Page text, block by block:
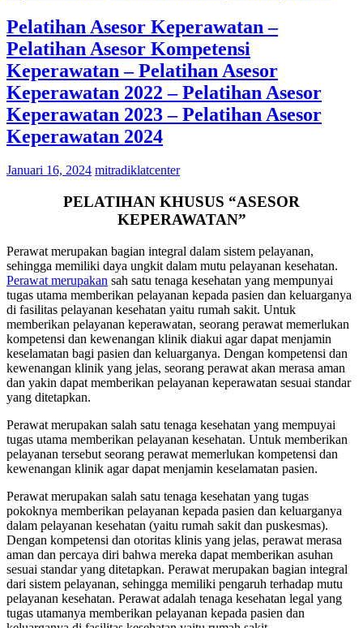
Pelatihan Asesor Keperawatan –
Pelatihan Asesor Kompetensi
Keperawatan – Pelatihan Asesor
Keperawatan 2022 – Pelatihan Asesor
Keperawatan 2023 – Pelatihan Asesor
Keperawatan 2024
Januari 16, 2024 mitradiklatcenter
PELATIHAN KHUSUS “ASESOR
KEPERAWATAN”
Perawat merupakan bagian integral dalam sistem pelayanan,
sehingga memiliki daya ungkit dalam mutu pelayanan kesehatan.
Perawat merupakan sah satu tenaga kesehatan yang mempunyai
tugas utama memberikan pelayanan kepada pasien dan keluarganya
di fasilitas pelayanan kesehatan yaitu rumah sakit. Untuk
memberikan pelayanan keperawatan, seorang perawat memerlukan
kompetensi dan kewenangan klinik diakui agar dapat menjamin
keselamatan bagi pasien dan keluarganya. Dengan kompetensi dan
kewenangan klinik yang jelas, seorang perawat akan merasa aman
dan yakin dapat memberikan pelayanan keperawatan sesuai standar
yang ditetapkan.
Perawat merupakan salah satu tenaga kesehatan yang mempuyai
tugas utama memberikan pelayanan kesehatan. Untuk memberikan
pelayanan tersebut seorang perawat memerlukan kompetensi dan
kewenangan klinik agar dapat menjamin keselamatan pasien.
Perawat merupakan salah satu tenaga kesehatan yang tugas
pokoknya memberikan pelayanan kepada pasien dan keluarganya
dalam pelayanan kesehatan (yaitu rumah sakit dan puskesmas).
Dengan kompetensi dan otoritas klinis yang jelas, perawat merasa
aman dan percaya diri bahwa mereka dapat memberikan asuhan
sesuai standar yang ditetapkan. Perawat merupakan bagian integral
dari sistem pelayanan, sehingga memiliki pengaruh terhadap mutu
pelayanan kesehatan. Perawat adalah tenaga kesehatan legal yang
tugas utamanya memberikan pelayanan kepada pasien dan